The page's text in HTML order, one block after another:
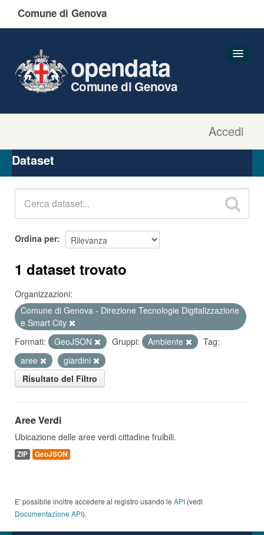
Comune di Genova
Accedi
opendata
Comune di Genova
Organizzazioni
Gruppi
Dataset
Ordina per
1 dataset trovato
Organizzazioni:
Comune di Genova - Direzione Tecnologie Digitalizzazione
e Smart City
Formati:
GeoJSON Gruppi: Ambiente
Tag:
aree
giardini
Risultato del Filtro
Aree Verdi
Ubicazione delle aree verdi cittadine fruibili.
ZIP GeoJSON
E' possibile inoltre accedere al registro usando le API (vedi
Documentazione API).